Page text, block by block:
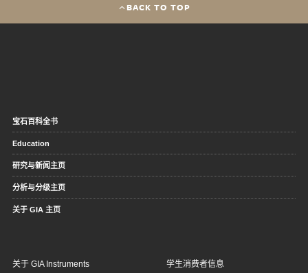
BACK TO TOP
宝石百科全书
Education
研究与新闻主页
分析与分级主页
关于 GIA 主页
关于 GIA Instruments 学生消费者信息